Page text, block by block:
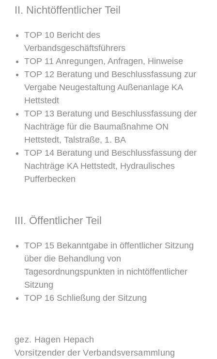
II. Nichtöffentlicher Teil
TOP 10 Bericht des
Verbandsgeschäftsführers
TOP 11 Anregungen, Anfragen, Hinweise
TOP 12 Beratung und Beschlussfassung zur
Vergabe Neugestaltung Außenanlage KA
Hettstedt
TOP 13 Beratung und Beschlussfassung der
Nachträge für die Baumaßnahme ON
Hettstedt, Talstraße, 1. BA
TOP 14 Beratung und Beschlussfassung der
Nachträge KA Hettstedt, Hydraulisches
Pufferbecken
III. Öffentlicher Teil
TOP 15 Bekanntgabe in öffentlicher Sitzung
über die Behandlung von
Tagesordnungspunkten in nichtöffentlicher
Sitzung
TOP 16 Schließung der Sitzung
gez. Hagen Hepach
Vorsitzender der Verbandsversammlung